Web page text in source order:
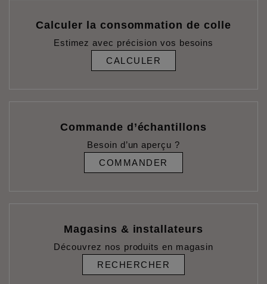
Calculer la consommation de colle
Estimez avec précision vos besoins
CALCULER
Commande d’échantillons
Besoin d’un aperçu ?
COMMANDER
Magasins & installateurs
Découvrez nos produits en magasin
RECHERCHER